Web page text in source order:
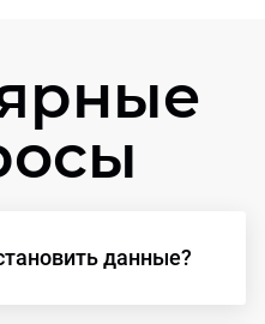
данные?